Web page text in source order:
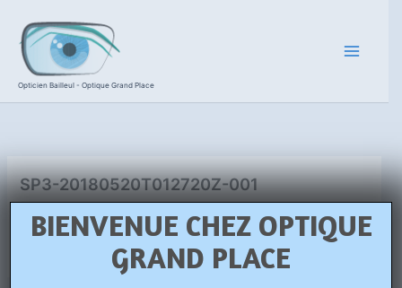
contenu
Opticien Bailleul - Optique Grand Place
SP3-20180520T012720Z-001
Par Grégoire Beaurain /20 mai 2018
SP3-20180520T012720Z-001
BIENVENUE CHEZ OPTIQUE
GRAND PLACE